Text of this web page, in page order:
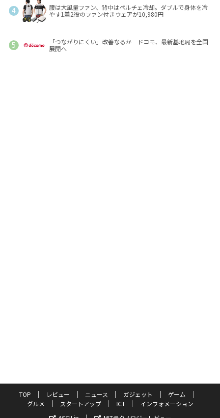
腰は大風量ファン、背中はペルチェ冷却。ダブルで身体を冷
やす1着2役のファン付きウェアが10,980円
「つながりにくい」改善なるか ドコモ、最新基地局を全国
展開へ
TOP レビュー ニュース ガジェット
ゲーム
グルメ
スタートアップ ICT
インフォメーション